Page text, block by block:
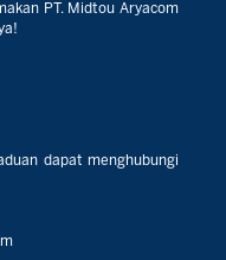
PT. Midtou Aryacom
dapat menghubungi